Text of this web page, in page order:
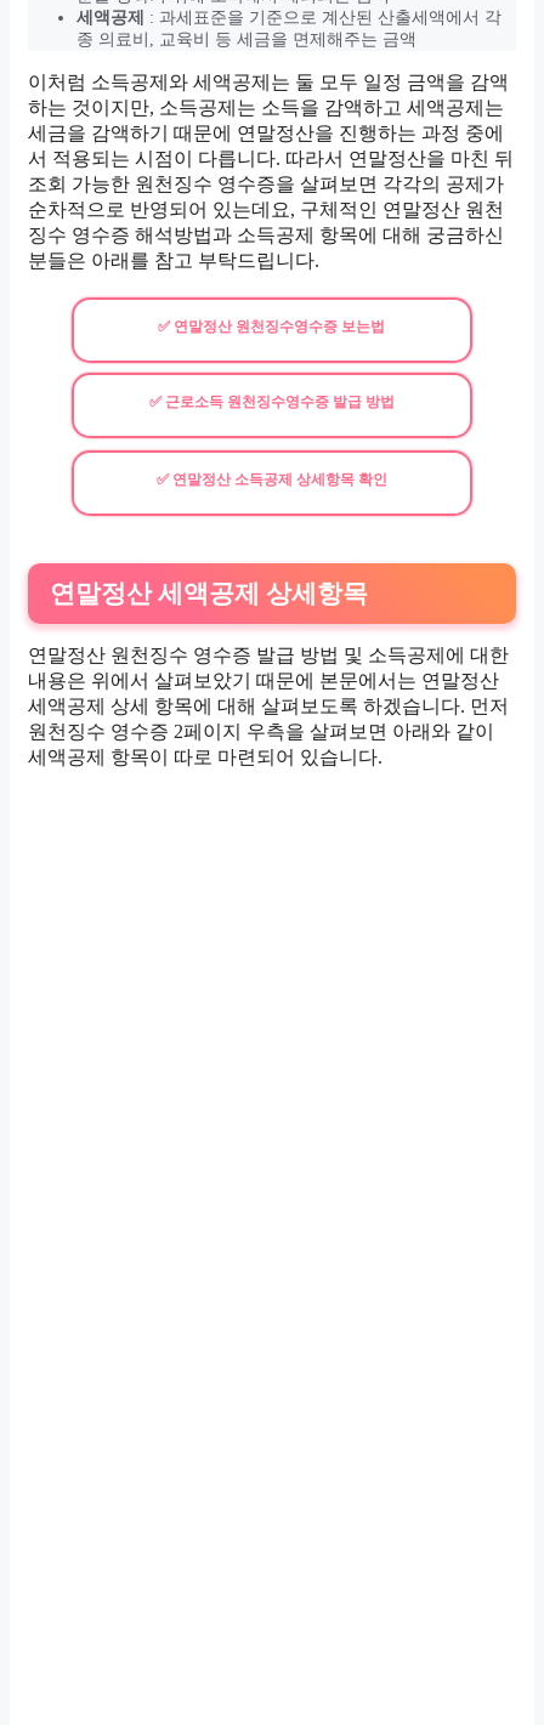
세액공제
: 과세표준을 기준으로 계산된 산출세액에서 각
종 의료비, 교육비 등 세금을 면제해주는 금액
이처럼 소득공제와 세액공제는 둘 모두 일정 금액을 감액
하는 것이지만, 소득공제는 소득을 감액하고 세액공제는
세금을 감액하기 때문에 연말정산을 진행하는 과정 중에
서 적용되는 시점이 다릅니다. 따라서 연말정산을 마친 뒤
조회 가능한 원천징수 영수증을 살펴보면 각각의 공제가
순차적으로 반영되어 있는데요, 구체적인 연말정산 원천
징수 영수증 해석방법과 소득공제 항목에 대해 궁금하신
분들은 아래를 참고 부탁드립니다.
✅ 연말정산 원천징수영수증 보는법
✅ 근로소득 원천징수영수증 발급 방법
✅ 연말정산 소득공제 상세항목 확인
연말정산 세액공제 상세항목
연말정산 원천징수 영수증 발급 방법 및 소득공제에 대한
내용은 위에서 살펴보았기 때문에 본문에서는 연말정산
세액공제 상세 항목에 대해 살펴보도록 하겠습니다. 먼저
원천징수 영수증 2페이지 우측을 살펴보면 아래와 같이
세액공제 항목이 따로 마련되어 있습니다.